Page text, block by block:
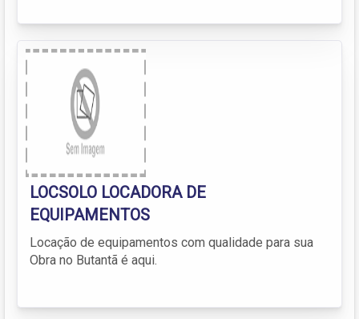
LOCSOLO LOCADORA DE
EQUIPAMENTOS
Locação de equipamentos com qualidade para sua
Obra no Butantã é aqui.